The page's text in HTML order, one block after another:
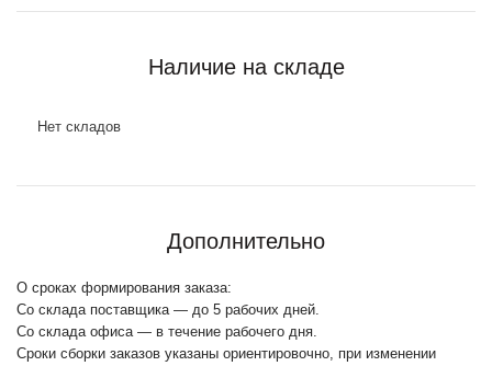
Наличие на складе
Нет складов
Дополнительно
О сроках формирования заказа:
Со склада поставщика — до 5 рабочих дней.
Со склада офиса — в течение рабочего дня.
Сроки сборки заказов указаны ориентировочно, при изменении